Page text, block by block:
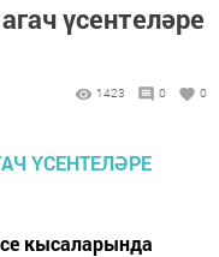
үсентеләре
1423 0 0
кысаларында